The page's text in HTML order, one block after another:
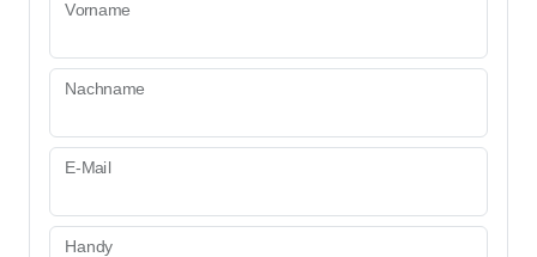
Vorname
Nachname
E-Mail
Handy